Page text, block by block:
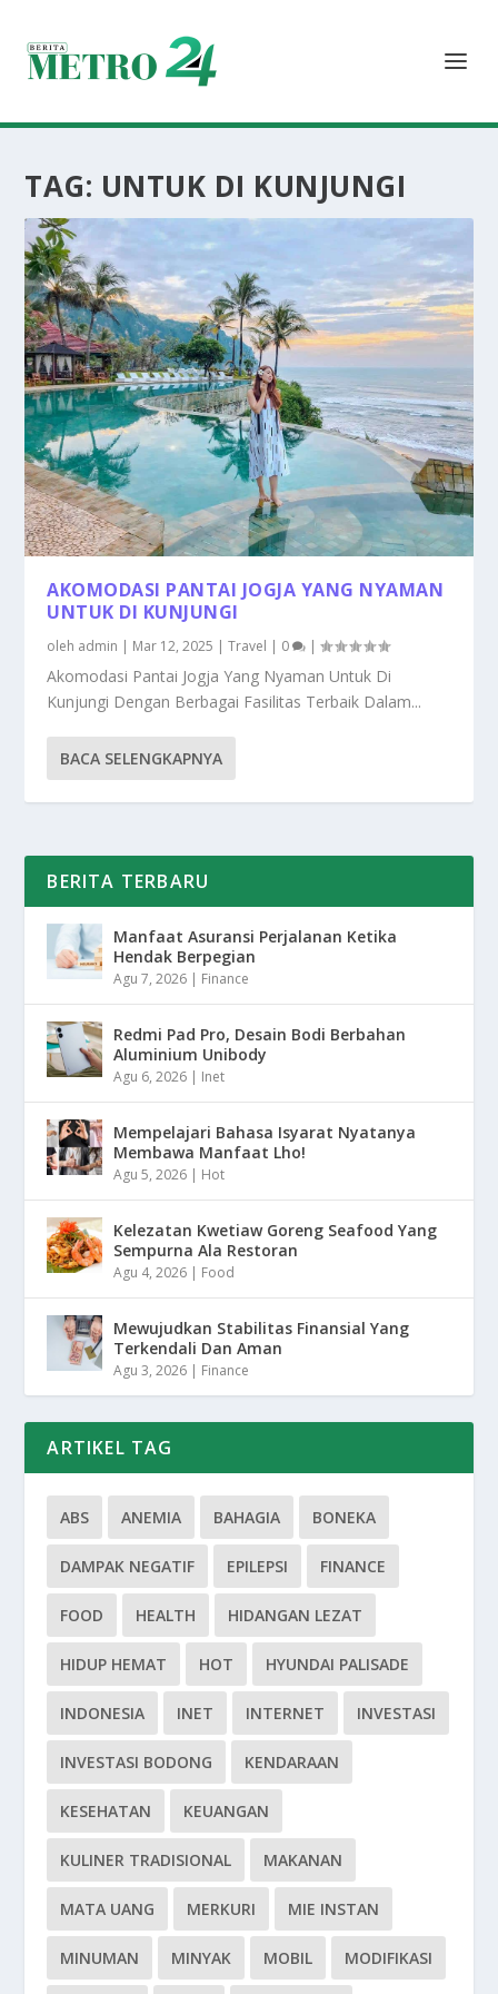
TAG: UNTUK DI KUNJUNGI
AKOMODASI PANTAI JOGJA YANG NYAMAN
UNTUK DI KUNJUNGI
oleh admin | Mar 12, 2025 |Travel | 0 |
Akomodasi Pantai Jogja Yang Nyaman Untuk Di
Kunjungi Dengan Berbagai Fasilitas Terbaik Dalam...
BACA SELENGKAPNYA
BERITA TERBARU
Manfaat Asuransi Perjalanan Ketika
Hendak Berpegian
Agu 7, 2026 | Finance
Redmi Pad Pro, Desain Bodi Berbahan
Aluminium Unibody
Agu 6, 2026 | Inet
Mempelajari Bahasa Isyarat Nyatanya
Membawa Manfaat Lho!
Agu 5, 2026 | Hot
Kelezatan Kwetiaw Goreng Seafood Yang
Sempurna Ala Restoran
Agu 4, 2026 | Food
Mewujudkan Stabilitas Finansial Yang
Terkendali Dan Aman
Agu 3, 2026 | Finance
ARTIKEL TAG
ABS ANEMIA BAHAGIA BONEKA
DAMPAK NEGATIF EPILEPSI FINANCE
FOOD HEALTH HIDANGAN LEZAT
HIDUP HEMAT HOT HYUNDAI PALISADE
INDONESIA INET INTERNET INVESTASI
INVESTASI BODONG KENDARAAN
KESEHATAN KEUANGAN
KULINER TRADISIONAL MAKANAN
MATA UANG MERKURI MIE INSTAN
MINUMAN MINYAK MOBIL MODIFIKASI